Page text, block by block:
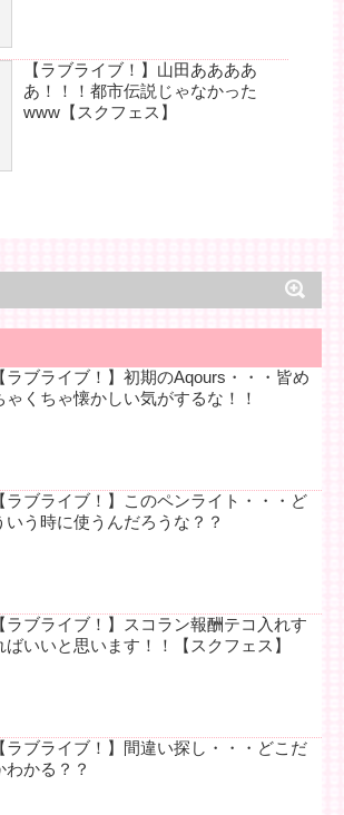
【ラブライブ！】山田ああああ
あ！！！都市伝説じゃなかった
www【スクフェス】
【ラブライブ！】初期のAqours・・・皆め
ゃくちゃ懐かしい気がするな！！
【ラブライブ！】このペンライト・・・ど
いう時に使うんだろうな？？
【ラブライブ！】スコラン報酬テコ入れす
ばいいと思います！！【スクフェス】
【ラブライブ！】間違い探し・・・どこだ
わかる？？